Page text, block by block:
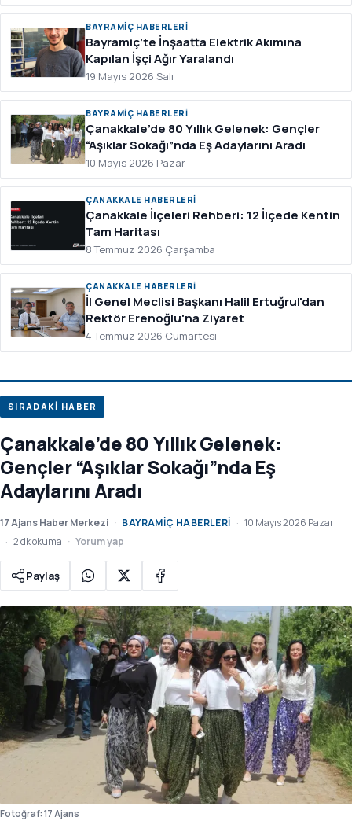
BAYRAMIÇ HABERLERI
Bayramiç’te İnşaatta Elektrik Akımına
Kapılan İşçi Ağır Yaralandı
19 Mayıs 2026 Salı
BAYRAMIÇ HABERLERI
Çanakkale’de 80 Yıllık Gelenek: Gençler
“Aşıklar Sokağı”nda Eş Adaylarını Aradı
10 Mayıs 2026 Pazar
ÇANAKKALE HABERLERI
Çanakkale İlçeleri Rehberi: 12 İlçede Kentin
Tam Haritası
8 Temmuz 2026 Çarşamba
ÇANAKKALE HABERLERI
İl Genel Meclisi Başkanı Halil Ertuğrul'dan
Rektör Erenoğlu'na Ziyaret
4 Temmuz 2026 Cumartesi
SIRADAKİ HABER
Çanakkale’de 80 Yıllık Gelenek:
Gençler “Aşıklar Sokağı”nda Eş
Adaylarını Aradı
17 Ajans Haber Merkezi BAYRAMIÇ HABERLERI
10 Mayıs 2026 Pazar
2 dk okuma
Yorum yap
Paylaş
Fotoğraf: 17 Ajans